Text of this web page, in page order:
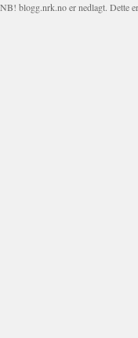
NB! blogg.nrk.no er nedlagt. Dette